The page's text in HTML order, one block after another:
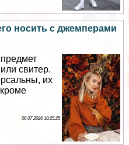
носить с джемперами
свитер.
их
06 07 2026 10:25:25